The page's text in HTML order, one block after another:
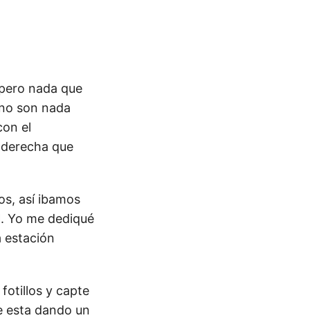
nada que
son nada
el
que
así ibamos
Yo me dediqué
estación
fotillos y capte
esta dando un